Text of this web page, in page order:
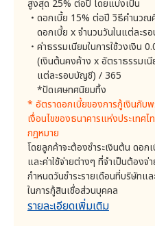
ดอกเบี้ย
ค่าธรรมเนียมในการใช้วงเ
(บริษัทจะเป็นผู้กำหนดในเรื่
และแจ้งลูกค้าตามวิธีการที่
ค่าใช้จ่ายที่จ่ายให้แก่หน่
2.1 ค่าอากรแสตมป์
ของบริษัท
. ข้อมูลการใช้เว็บไซต์ข
เว็บไซต์ของบริษัท
2) การเก็บรวบรวมข้อมูล
. ธนาคารแห่งประเทศไ
. บริษัท ข้อมูลเครดิตแห่
. สำนักงานป้องกันและ
. องค์กรสื่อแต่ละประเภ
. หน่วยงานรัฐบาลหรือ
ของรัฐบาล (รวมถึงแต่
ประกันสุขภาพแห่งชาติ
เป็นต้น)
. ผู้เกี่ยวข้องในที่ทำงาน
สินเชื่อ
สูงสุด 25% ต่อปี โดยแบ่งเป็น
ดอกเบี้ย 15% ต่อปี วิธีคำนวณ
ดอกเบี้ย x จำนวนวันในแต่ละ
ค่าธรรมเนียมในการใช้วงเงิน
(เงินต้นคงค้าง x อัตราธรรมเนี
แต่ละรอบบัญชี) / 365
*ปัดเศษทศนิยมทิ้ง
* อัตราดอกเบี้ยของการกู้เงินกับ
เงื่อนไขของธนาคารแห่งประเทศ
กฎหมาย
โดยลูกค้าจะต้องชำระเงินต้น ดอก
และค่าใช้จ่ายต่างๆ ที่จำเป็นต้อง
กำหนดวันชำระรายเดือนที่บริษัทแ
ในการกู้สินเชื่อส่วนบุคคล​
รายละเอียดเพิ่มเติม